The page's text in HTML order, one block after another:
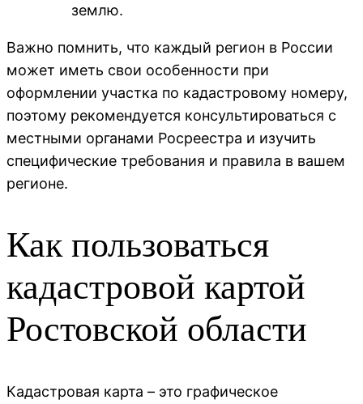
землю.
Важно помнить, что каждый регион в России
может иметь свои особенности при
оформлении участка по кадастровому номеру,
поэтому рекомендуется консультироваться с
местными органами Росреестра и изучить
специфические требования и правила в вашем
регионе.
Как пользоваться
кадастровой картой
Ростовской области
Кадастровая карта – это графическое